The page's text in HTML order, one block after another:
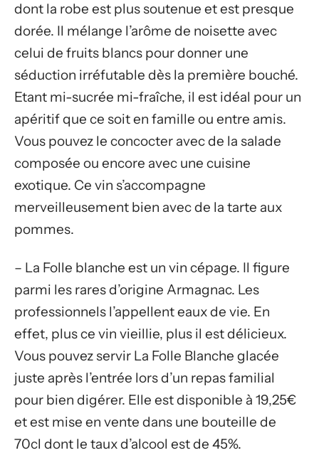
dont la robe est plus soutenue et est presque
dorée. Il mélange l’arôme de noisette avec
celui de fruits blancs pour donner une
séduction irréfutable dès la première bouché.
Etant mi-sucrée mi-fraîche, il est idéal pour un
apéritif que ce soit en famille ou entre amis.
Vous pouvez le concocter avec de la salade
composée ou encore avec une cuisine
exotique. Ce vin s’accompagne
merveilleusement bien avec de la tarte aux
pommes.
– La Folle blanche est un vin cépage. Il figure
parmi les rares d’origine Armagnac. Les
professionnels l’appellent eaux de vie. En
effet, plus ce vin vieillie, plus il est délicieux.
Vous pouvez servir La Folle Blanche glacée
juste après l’entrée lors d’un repas familial
pour bien digérer. Elle est disponible à 19,25€
et est mise en vente dans une bouteille de
70cl dont le taux d’alcool est de 45%.